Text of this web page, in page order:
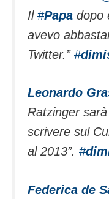
Il #Papa dopo
avevo
Twitter.” #
Leonardo
Ratzinger
scrivere sul
al 2013”. #
Federica de